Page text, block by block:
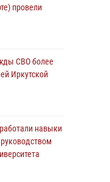
СВО более
Иркутской
Росгвардии в
рейды по
провели
СВО более
Иркутской
навыки